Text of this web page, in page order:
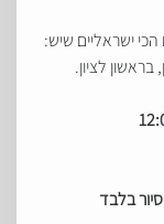
ישראליים שיש:
לציון.
בלבד